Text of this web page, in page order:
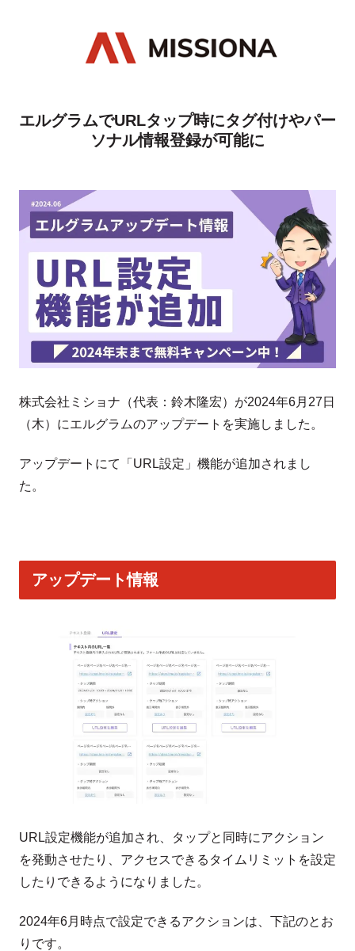
エルグラムでURLタップ時にタグ付けやパー
ソナル情報登録が可能に
株式会社ミショナ（代表：鈴木隆宏）が2024年6月27日
（木）にエルグラムのアップデートを実施しました。
アップデートにて「URL設定」機能が追加されまし
た。
アップデート情報
URL設定機能が追加され、タップと同時にアクション
を発動させたり、アクセスできるタイムリミットを設定
したりできるようになりました。
2024年6月時点で設定できるアクションは、下記のとお
りです。